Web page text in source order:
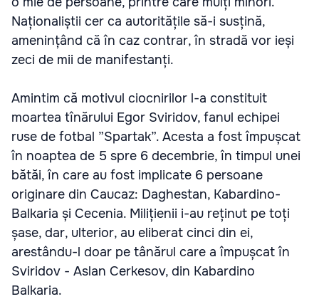
Naționaliștii cer ca autoritățile să-i susțină,
amenințând că în caz contrar, în stradă vor ieși
zeci de mii de manifestanți.
Amintim că motivul ciocnirilor l-a constituit
moartea tînărului Egor Sviridov, fanul echipei
ruse de fotbal ”Spartak”. Acesta a fost împușcat
în noaptea de 5 spre 6 decembrie, în timpul unei
bătăi, în care au fost implicate 6 persoane
originare din Caucaz: Daghestan, Kabardino-
Balkaria și Cecenia. Milițienii i-au reținut pe toți
șase, dar, ulterior, au eliberat cinci din ei,
arestându-l doar pe tânărul care a împușcat în
Sviridov - Aslan Cerkesov, din Kabardino
Balkaria.